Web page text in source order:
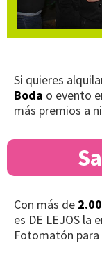
Si quieres
Boda o evento
más premios a
Con más de
es DE LEJOS la
Fotomatón para